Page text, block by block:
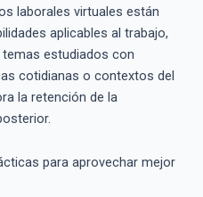
laborales virtuales están
aplicables al trabajo,
estudiados con
cotidianas o contextos del
la retención de la
para aprovechar mejor